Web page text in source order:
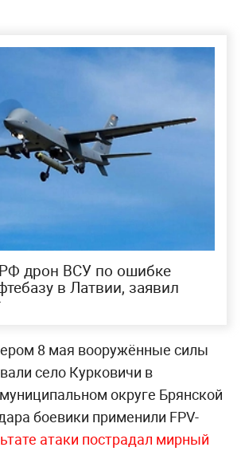
дрон ВСУ по ошибке
в Латвии, заявил
8 мая вооружённые силы
село Курковичи в
округе Брянской
боевики применили FPV-
атаки пострадал мирный